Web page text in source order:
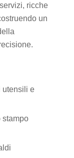
ricche
un
utensili e
stampo